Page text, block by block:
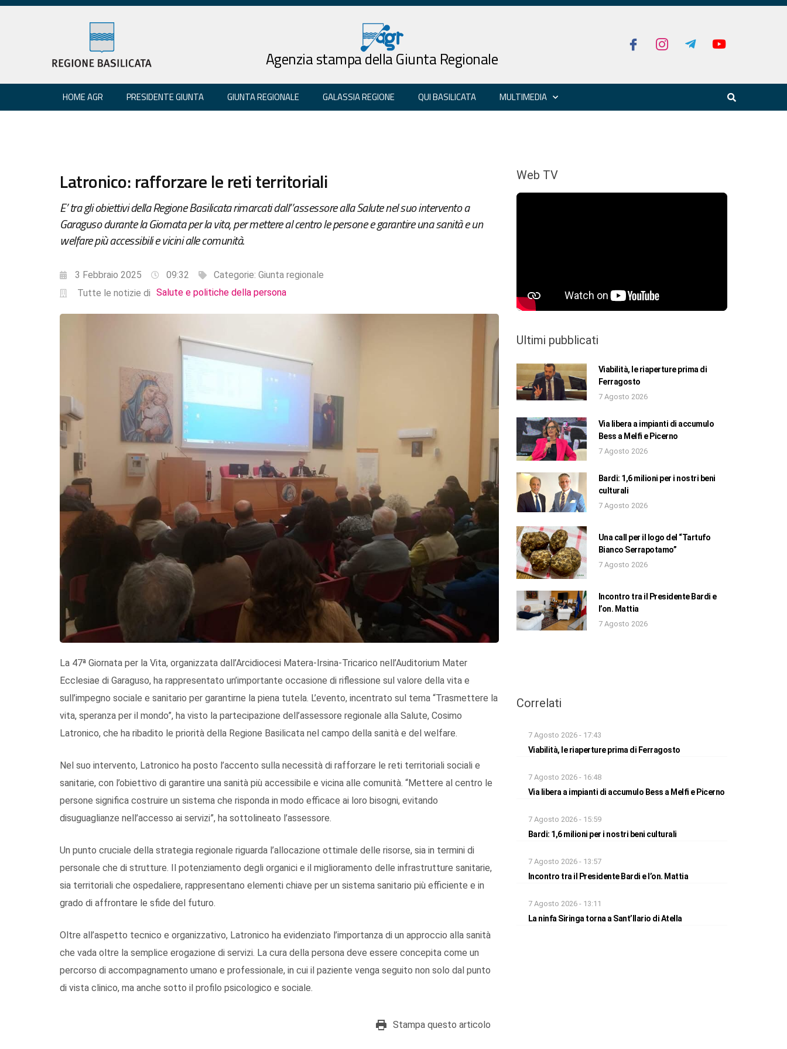
Agenzia stampa della Giunta Regionale
HOME AGR PRESIDENTE GIUNTA GIUNTA REGIONALE GALASSIA REGIONE QUI BASILICATA MULTIMEDIA
Latronico: rafforzare le reti territoriali
E’ tra gli obiettivi della Regione Basilicata rimarcati dall’’assessore alla Salute nel suo intervento a
Garaguso durante la Giornata per la vita, per mettere al centro le persone e garantire una sanità e un
welfare più accessibili e vicini alle comunità.
3 Febbraio 2025 09:32 Categorie: Giunta regionale
Tutte le notizie di Salute e politiche della persona
La 47ª Giornata per la Vita, organizzata dall’Arcidiocesi Matera-Irsina-Tricarico nell’Auditorium Mater
Ecclesiae di Garaguso, ha rappresentato un’importante occasione di riflessione sul valore della vita e
sull’impegno sociale e sanitario per garantirne la piena tutela. L’evento, incentrato sul tema “Trasmettere la
vita, speranza per il mondo”, ha visto la partecipazione dell’assessore regionale alla Salute, Cosimo
Latronico, che ha ribadito le priorità della Regione Basilicata nel campo della sanità e del welfare.
Nel suo intervento, Latronico ha posto l’accento sulla necessità di rafforzare le reti territoriali sociali e
sanitarie, con l’obiettivo di garantire una sanità più accessibile e vicina alle comunità. “Mettere al centro le
persone significa costruire un sistema che risponda in modo efficace ai loro bisogni, evitando
disuguaglianze nell’accesso ai servizi”, ha sottolineato l’assessore.
Un punto cruciale della strategia regionale riguarda l’allocazione ottimale delle risorse, sia in termini di
personale che di strutture. Il potenziamento degli organici e il miglioramento delle infrastrutture sanitarie,
sia territoriali che ospedaliere, rappresentano elementi chiave per un sistema sanitario più efficiente e in
grado di affrontare le sfide del futuro.
Oltre all’aspetto tecnico e organizzativo, Latronico ha evidenziato l’importanza di un approccio alla sanità
che vada oltre la semplice erogazione di servizi. La cura della persona deve essere concepita come un
percorso di accompagnamento umano e professionale, in cui il paziente venga seguito non solo dal punto
di vista clinico, ma anche sotto il profilo psicologico e sociale.
Stampa questo articolo
Web TV
Ultimi pubblicati
Viabilità, le riaperture prima di
Ferragosto
7 Agosto 2026
Via libera a impianti di accumulo
Bess a Melfi e Picerno
7 Agosto 2026
Bardi: 1,6 milioni per i nostri beni
culturali
7 Agosto 2026
Una call per il logo del “Tartufo
Bianco Serrapotamo”
7 Agosto 2026
Incontro tra il Presidente Bardi e
l’on. Mattia
7 Agosto 2026
Correlati
7 Agosto 2026 - 17:43
Viabilità, le riaperture prima di Ferragosto
7 Agosto 2026 - 16:48
Via libera a impianti di accumulo Bess a Melfi e Picerno
7 Agosto 2026 - 15:59
Bardi: 1,6 milioni per i nostri beni culturali
7 Agosto 2026 - 13:57
Incontro tra il Presidente Bardi e l’on. Mattia
7 Agosto 2026 - 13:11
La ninfa Siringa torna a Sant’Ilario di Atella